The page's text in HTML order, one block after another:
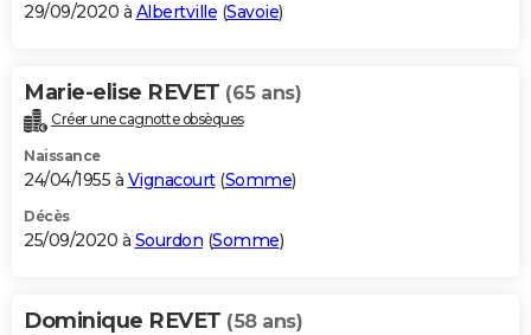
29/09/2020 à Albertville (Savoie)
Marie-elise REVET (65 ans)
Créer une cagnotte obsèques
Naissance
24/04/1955 à Vignacourt(Somme)
Décès
25/09/2020 à Sourdon (Somme)
Dominique REVET (58 ans)